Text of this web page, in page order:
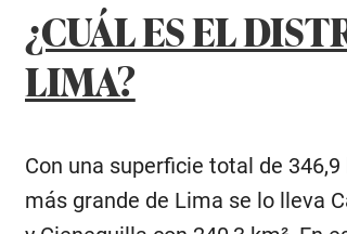
¿CUÁL ES EL
LIMA?
Con una superficie total de
más grande de Lima se lo lleva